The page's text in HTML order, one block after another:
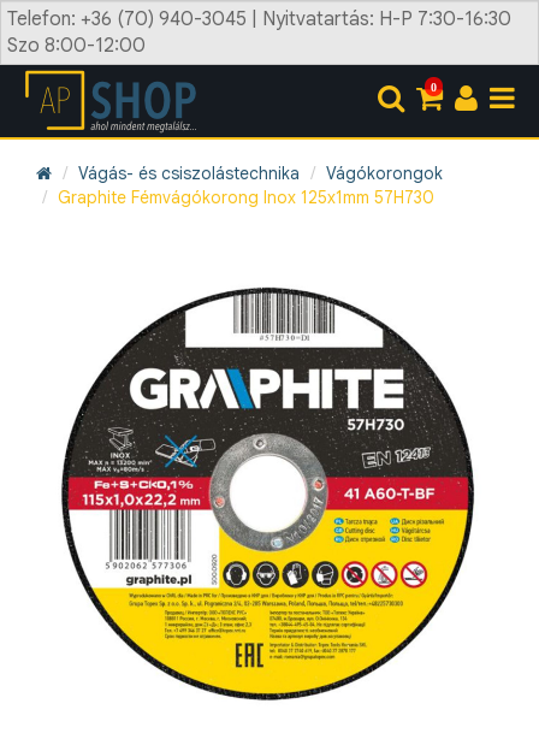
Telefon: +36 (70) 940-3045 | Nyitvatartás: H-P 7:30-16:30
Szo 8:00-12:00
0
Vágás- és csiszolástechnika
Vágókorongok
Graphite Fémvágókorong Inox 125x1mm 57H730